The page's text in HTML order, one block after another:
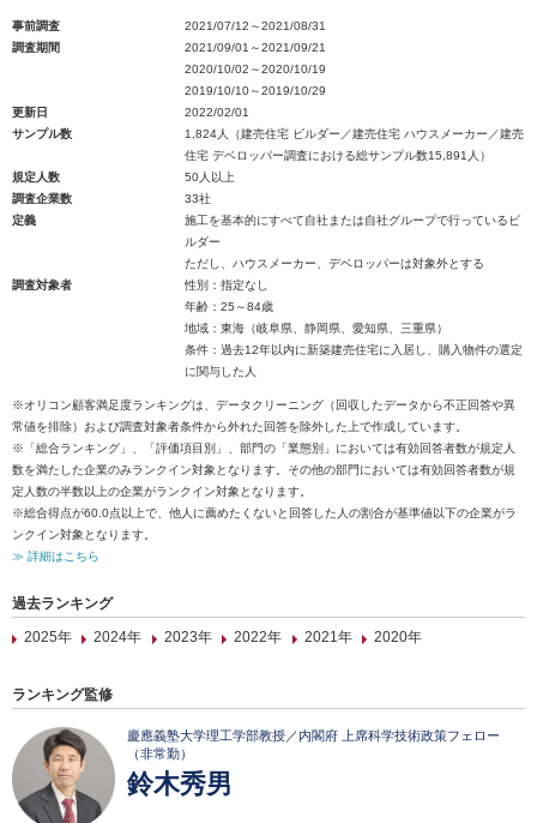
事前調査
2021/07/12～2021/08/31
調査期間
2021/09/01～2021/09/21
2020/10/02～2020/10/19
2019/10/10～2019/10/29
更新日
2022/02/01
サンプル数
1,824人（建売住宅 ビルダー／建売住宅 ハウスメーカー／建売
住宅 デベロッパー調査における総サンプル数15,891人）
規定人数
50人以上
調査企業数
33社
定義
施工を基本的にすべて自社または自社グループで行っているビ
ルダー
ただし、ハウスメーカー、デベロッパーは対象外とする
調査対象者
性別：指定なし
年齢：25～84歳
地域：東海（岐阜県、静岡県、愛知県、三重県）
条件：過去12年以内に新築建売住宅に入居し、購入物件の選定
に関与した人
※オリコン顧客満足度ランキングは、データクリーニング（回収したデータから不正回答や異
常値を排除）および調査対象者条件から外れた回答を除外した上で作成しています。
※「総合ランキング」、「評価項目別」、部門の「業態別」においては有効回答者数が規定人
数を満たした企業のみランクイン対象となります。その他の部門においては有効回答者数が規
定人数の半数以上の企業がランクイン対象となります。
※総合得点が60.0点以上で、他人に薦めたくないと回答した人の割合が基準値以下の企業がラ
ンクイン対象となります。
≫ 詳細はこちら
過去ランキング
2025年
2024年 2023年 2022年 2021年 2020年
ランキング監修
慶應義塾大学理工学部教授／内閣府 上席科学技術政策フェロー
（非常勤）
鈴木秀男